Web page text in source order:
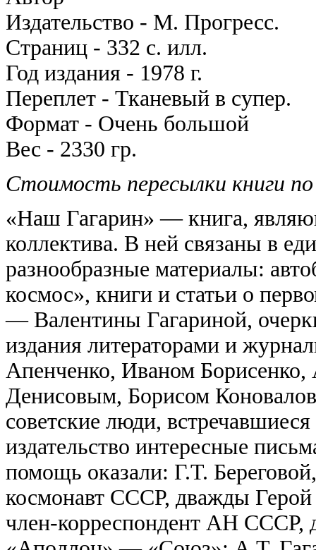
Издательство - М. Прогресс.
Страниц - 332 с. илл.
Год издания - 1978 г.
Переплет - Тканевый в супер.
Формат - Очень большой
Вес - 2330 гр.
Стоимость пересылки книги
«Наш Гагарин» — книга,
коллектива. В ней связаны в
разнообразные материалы:
космос», книги и статьи о
— Валентины Гагариной,
издания литераторами и
Апенченко, Иваном
Денисовым, Борисом
советские люди,
издательство интересные
помощь оказали: Г.Т.
космонавт СССР, дважды
член-корреспондент АН СССР,